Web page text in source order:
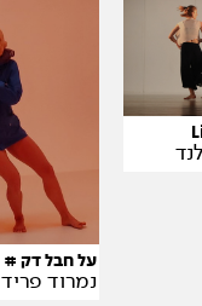
על חבל דק # 2 – סדרת מחול אינטימית
נמרוד פריד